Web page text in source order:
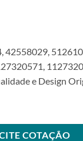
e Design
COTAÇÃO